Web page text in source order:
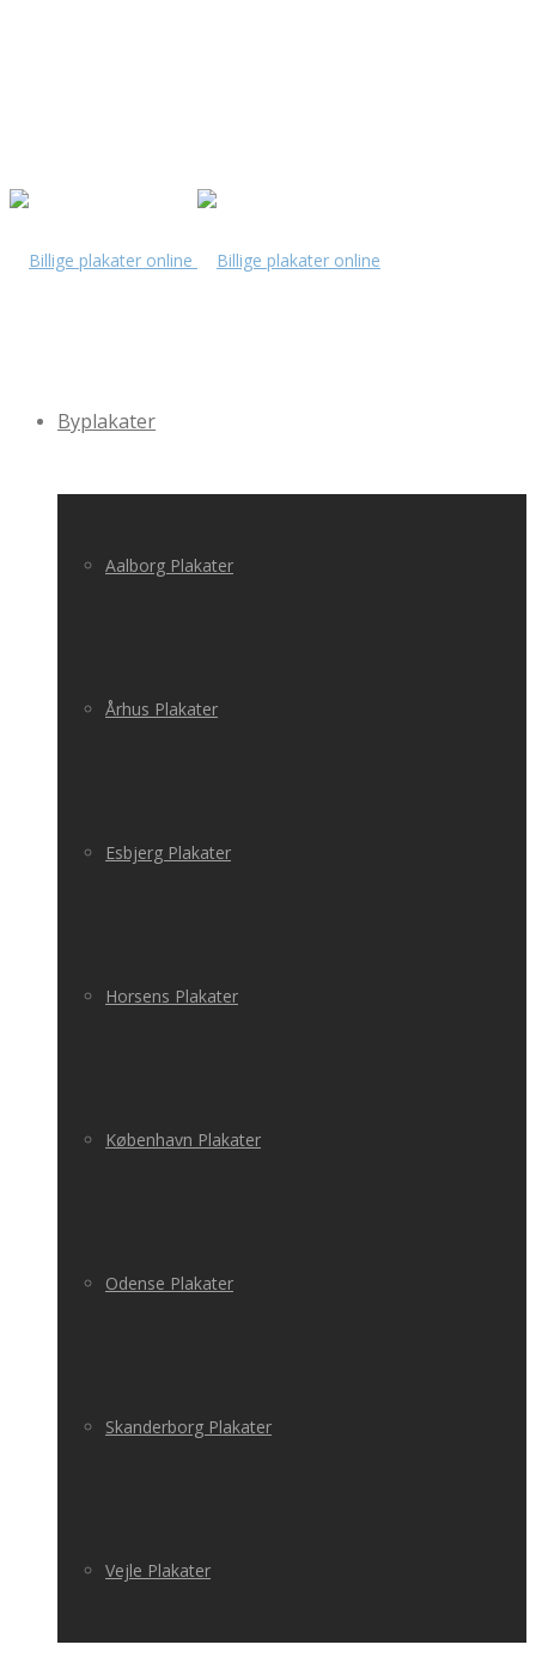
Byplakater
Aalborg Plakater
Århus Plakater
Esbjerg Plakater
Horsens Plakater
København Plakater
Odense Plakater
Skanderborg Plakater
Vejle Plakater